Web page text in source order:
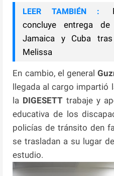
LEER TAMBIÉN :
concluye entrega
Jamaica y Cuba
Melissa
En cambio, el general
llegada al cargo impartió
la DIGESETTtrabaje y
educativa de los
policías de tránsito den
se trasladan a su lugar
estudio.